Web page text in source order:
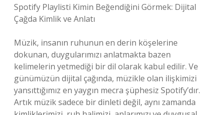
Spotify Playlisti Kimin Beğendiğini Görmek: Dijital
Çağda Kimlik ve Anlatı
Müzik, insanın ruhunun en derin köşelerine
dokunan, duygularımızı anlatmakta bazen
kelimelerin yetmediği bir dil olarak kabul edilir. Ve
günümüzün dijital çağında, müzikle olan ilişkimizi
yansıttığımız en yaygın mecra şüphesiz Spotify’dır.
Artık müzik sadece bir dinleti değil, aynı zamanda